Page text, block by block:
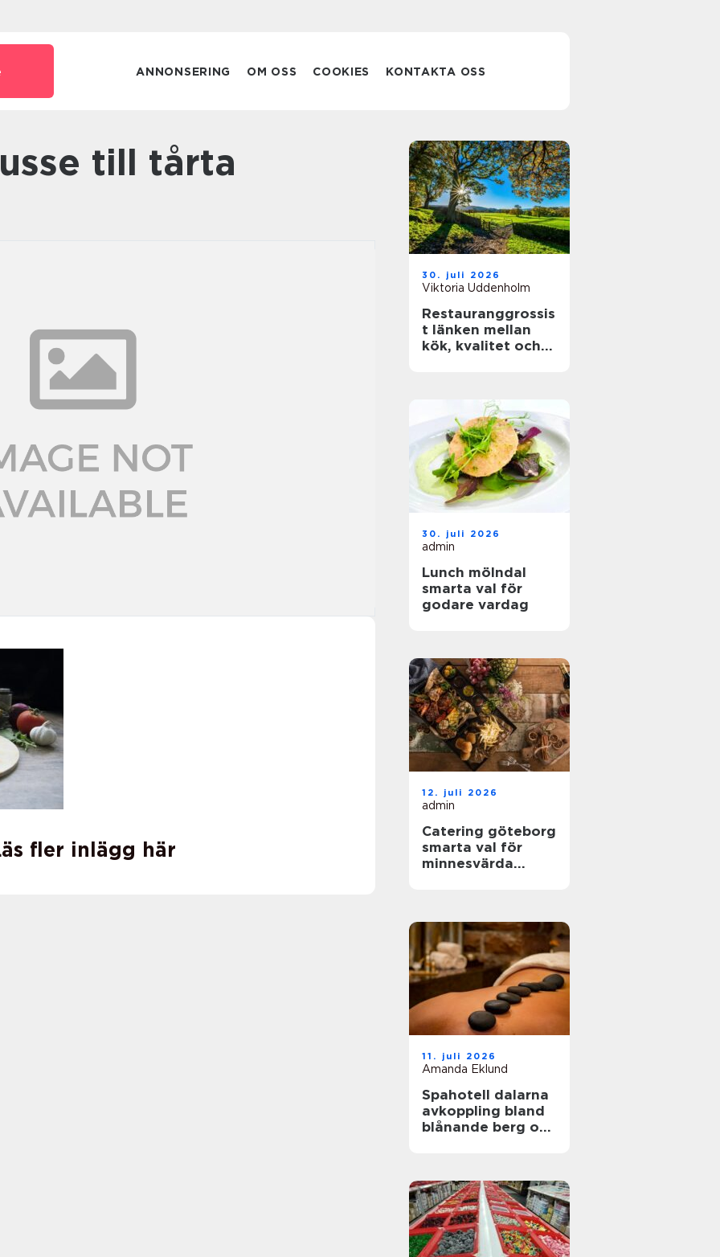
ANNONSERING OM OSS COOKIES KONTAKTA OSS
till tårta
fler inlägg här
30. juli 2026
Viktoria Uddenholm
Restauranggrossis
t länken mellan
kök, kvalitet och
30. juli 2026
admin
Lunch mölndal
smarta val för
godare vardag
12. juli 2026
admin
Catering göteborg
smarta val för
minnesvärda
11. juli 2026
Amanda Eklund
Spahotell dalarna
avkoppling bland
blånande berg och